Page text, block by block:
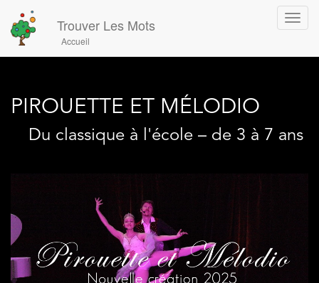
Trouver Les Mots
Accueil
PIROUETTE ET MÉLODIO
Du classique à l'école – de 3 à 7 ans